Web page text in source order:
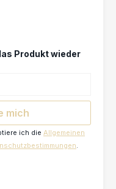
Produkt wieder
mich
ich die Allgemeinen